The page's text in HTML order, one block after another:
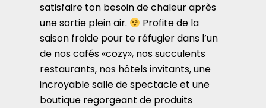
satisfaire ton besoin de chaleur après
une sortie plein air.
Profite de la
saison froide pour te réfugier dans l’un
de nos cafés «cozy», nos succulents
restaurants, nos hôtels invitants, une
incroyable salle de spectacle et une
boutique regorgeant de produits